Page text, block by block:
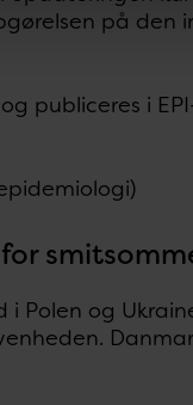
på den
publiceres i
i Polen og